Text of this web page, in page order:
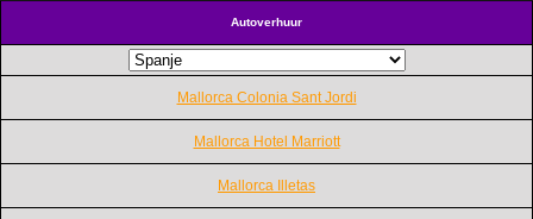
Autoverhuur
Mallorca Colonia Sant Jordi
Mallorca Hotel Marriott
Mallorca Illetas